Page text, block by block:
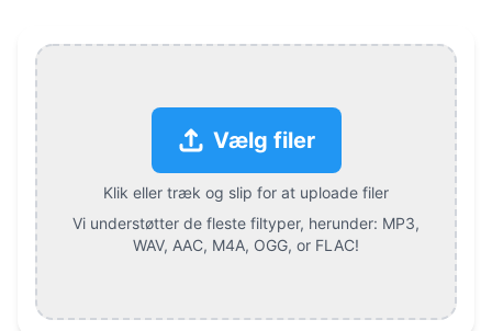
Vælg filer
Klik eller træk og slip for at uploade filer
Vi understøtter de fleste filtyper, herunder: MP3,
WAV, AAC, M4A, OGG, or FLAC!